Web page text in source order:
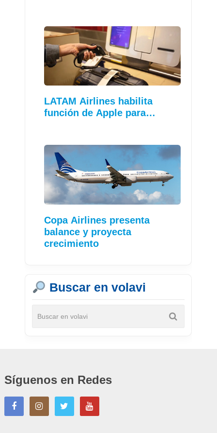
LATAM Airlines habilita
función de Apple para…
Copa Airlines presenta
balance y proyecta
crecimiento
Buscar en volavi
Síguenos en Redes